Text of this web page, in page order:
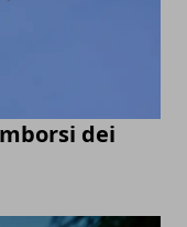
dei